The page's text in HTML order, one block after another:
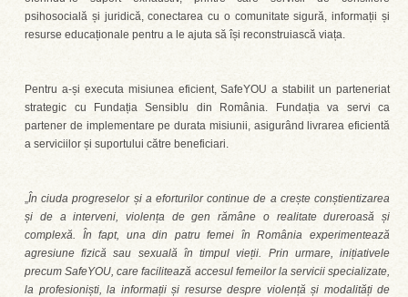
psihosocială și juridică, conectarea cu o comunitate sigură, informații și
resurse educaționale pentru a le ajuta să își reconstruiască viața.
Pentru a-și executa misiunea eficient, SafeYOU a stabilit un parteneriat
strategic cu Fundația Sensiblu din România. Fundația va servi ca
partener de implementare pe durata misiunii, asigurând livrarea eficientă
a serviciilor și suportului către beneficiari.
„În ciuda progreselor și a eforturilor continue de a crește conștientizarea
și de a interveni, violența de gen rămâne o realitate dureroasă și
complexă. În fapt, una din patru femei în România experimentează
agresiune fizică sau sexuală în timpul vieții. Prin urmare, inițiativele
precum SafeYOU, care facilitează accesul femeilor la servicii specializate,
la profesioniști, la informații și resurse despre violență și modalități de